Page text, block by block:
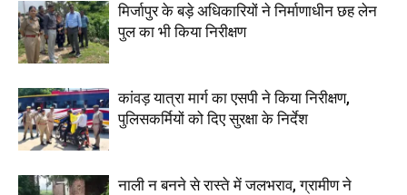
मिर्जापुर के बड़े अधिकारियों ने निर्माणाधीन छह लेन
पुल का भी किया निरीक्षण
कांवड़ यात्रा मार्ग का एसपी ने किया निरीक्षण,
पुलिसकर्मियों को दिए सुरक्षा के निर्देश
नाली न बनने से रास्ते में जलभराव, ग्रामीण ने